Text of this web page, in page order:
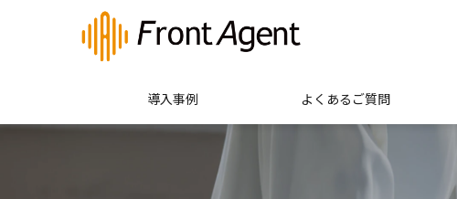
導入事例 よくあるご質問